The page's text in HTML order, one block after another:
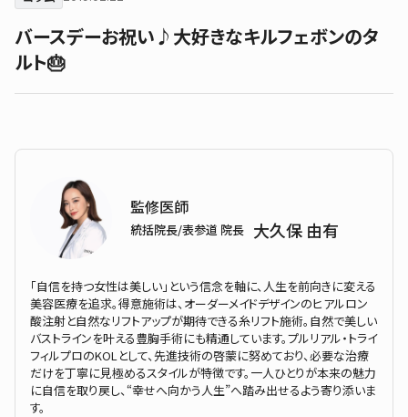
バースデーお祝い♪大好きなキルフェボンのタ
ルト🎂
監修医師
統括院長/表参道 院長 大久保 由有
「自信を持つ女性は美しい」という信念を軸に、人生を前向きに変える
美容医療を追求。得意施術は、オーダーメイドデザインのヒアルロン
酸注射と自然なリフトアップが期待できる糸リフト施術。自然で美しい
バストラインを叶える豊胸手術にも精通しています。プルリアル・トライ
フィルプロのKOLとして、先進技術の啓蒙に努めており、必要な治療
だけを丁寧に見極めるスタイルが特徴です。一人ひとりが本来の魅力
に自信を取り戻し、“幸せへ向かう人生”へ踏み出せるよう寄り添いま
す。